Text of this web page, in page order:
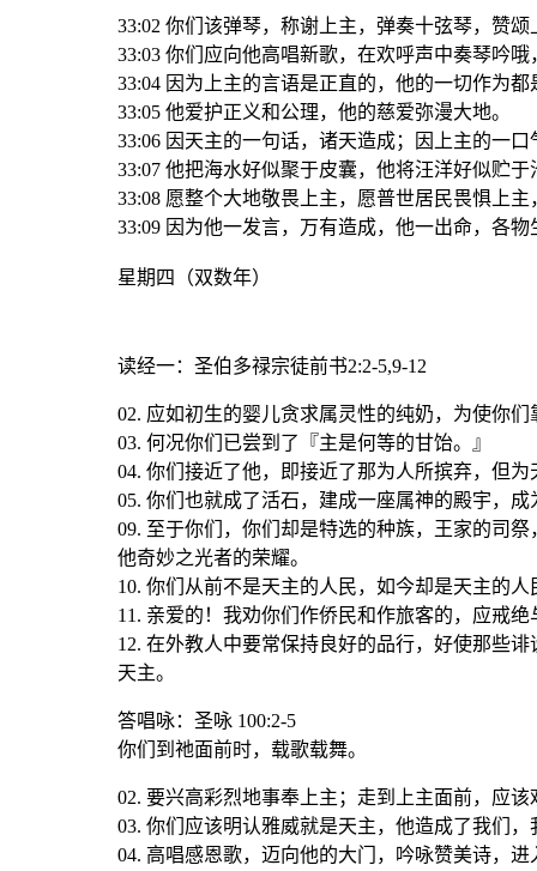
33:02 你们该弹琴，称谢上主，弹奏十弦琴，赞颂
33:03 你们应向他高唱新歌，在欢呼声中奏琴吟哦
33:04 因为上主的言语是正直的，他的一切作为都
33:05 他爱护正义和公理，他的慈爱弥漫大地。
33:06 因天主的一句话，诸天造成；因上主的一
33:07 他把海水好似聚于皮囊，他将汪洋好似贮于
33:08 愿整个大地敬畏上主，愿普世居民畏惧上主
33:09 因为他一发言，万有造成，他一出命，各物
星期四（双数年）
读经一：圣伯多禄宗徒前书2:2-5,9-12
02. 应如初生的婴儿贪求属灵性的纯奶，为使你
03. 何况你们已尝到了『主是何等的甘饴。』
04. 你们接近了他，即接近了那为人所摈弃，但
05. 你们也就成了活石，建成一座属神的殿宇，
09. 至于你们，你们却是特选的种族，王家的司
他奇妙之光者的荣耀。
10. 你们从前不是天主的人民，如今却是天主的
11. 亲爱的！我劝你们作侨民和作旅客的，应戒
12. 在外教人中要常保持良好的品行，好使那些
天主。
答唱咏：圣咏 100:2-5
你们到祂面前时，载歌载舞。
02. 要兴高彩烈地事奉上主；走到上主面前，应该
03. 你们应该明认雅威就是天主，他造成了我们
04. 高唱感恩歌，迈向他的大门，吟咏赞美诗，